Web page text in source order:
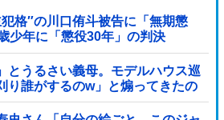
格″の川口侑斗被告に「無期懲
少年に「懲役30年」の判決
とうるさい義母。モデルハウス巡
り誰がするのw」と煽ってきたの
言」に義母オロオロｗｗ←嫌味を
ぎる